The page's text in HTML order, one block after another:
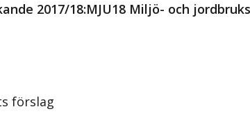
2017/18:MJU18 Miljö- och
förslag